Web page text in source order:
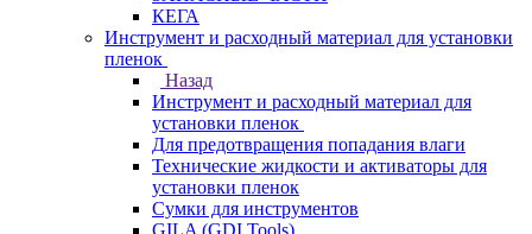
КЕГА
Инструмент и расходный материал для установки
пленок
Назад
Инструмент и расходный материал для
установки пленок
Для предотвращения попадания влаги
Технические жидкости и активаторы для
установки пленок
Сумки для инструментов
GILA (GDI Tools)